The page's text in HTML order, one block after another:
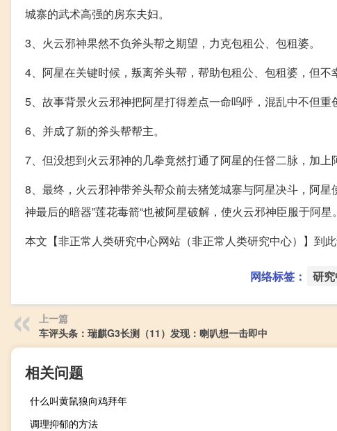
城寨的武术高强的房东夫妇。
3、火云邪神果然不负斧头帮之期望，力克包租公、包租婆。
4、阿星在关键时候，叛离斧头帮，帮助包租公、包租婆，但不
5、故事背景火云邪神把阿星打得差点一命呜呼，混乱中不但重
6、并成了新的斧头帮帮主。
7、但没想到火云邪神的几拳竟然打通了阿星的任督二脉，加上
8、最终，火云邪神带斧头帮众前去猪笼城寨与阿星决斗，阿星
神最后的暗器”莲花毒箭“也被阿星破解，使火云邪神臣服于阿星。
本文【非正常人类研究中心网站（非正常人类研究中心）】到
网络标签： 研
上一篇
车评头条：瑞麒G3长测（11）发现：喇叭想一击即中
相关问题
什么叫黄鼠狼向鸡拜年
调理抑郁的方法